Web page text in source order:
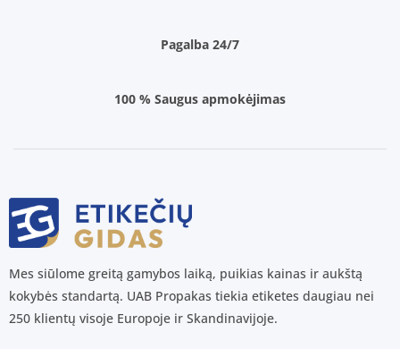
Pagalba 24/7
100 % Saugus apmokėjimas
Mes siūlome greitą gamybos laiką, puikias kainas ir aukštą
kokybės standartą. UAB Propakas tiekia etiketes daugiau nei
250 klientų visoje Europoje ir Skandinavijoje.